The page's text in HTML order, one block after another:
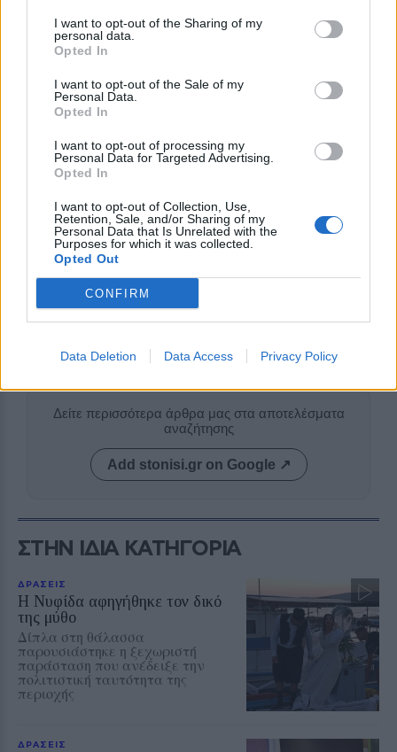
I want to opt-out of the Sharing of my
personal data.
Opted In
I want to opt-out of the Sale of my
Personal Data.
Opted In
I want to opt-out of processing my
Personal Data for Targeted Advertising.
Opted In
I want to opt-out of Collection, Use,
Retention, Sale, and/or Sharing of my
Personal Data that Is Unrelated with the
Purposes for which it was collected.
Opted Out
CONFIRM
Data Deletion Data Access Privacy Policy
Ανακύκλωσης δεν περιορίζεται στην ενημέρωση
των εκπαιδευομένων, αλλά επεκτείνεται στην
ενθάρρυνση της ενεργού συμμετοχής τους σε
δράσεις προστασίας του περιβάλλοντος.
Η δράση στην Επάνω Σκάλα ανέδειξε ότι η
ανακύκλωση και η προστασία των ακτών δεν
αποτελούν μόνο ευθύνη των αρμόδιων φορέων,
αλλά υπόθεση ολόκληρης της κοινωνίας. Μέσα από
τέτοιες πρωτοβουλίες, το Σχολείο Δεύτερης
Ευκαιρίας Μυτιλήνης επιχειρεί να διαμορφώσει
ενεργούς πολίτες που θα μεταφέρουν το μήνυμα
της περιβαλλοντικής υπευθυνότητας στην
όπου ζουν και δραστηριοποιούνται.
Δείτε περισσότερα άρθρα μας στα αποτελέσματα
αναζήτησης
Add stonisi.gr on Google ↗
ΣΤΗΝ ΙΔΙΑ ΚΑΤΗΓΟΡΙΑ
ΔΡΑΣΕΙΣ
Η Νυφίδα αφηγήθηκε τον δικό
της μύθο
Δίπλα στη θάλασσα
παρουσιάστηκε η ξεχωριστή
παράσταση που ανέδειξε την
πολιτιστική ταυτότητα της
περιοχής
ΔΡΑΣΕΙΣ